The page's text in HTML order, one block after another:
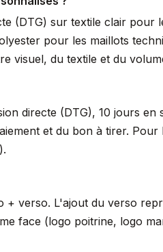
(DTG) sur textile clair pour
pour les maillots
visuel, du textile et du
directe (DTG), 10 jours en
et du bon à tirer.
verso. L'ajout du verso
face (logo poitrine, logo